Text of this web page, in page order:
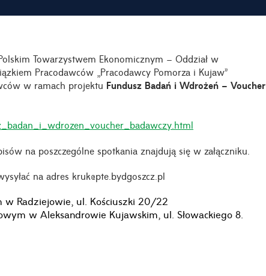
Towarzystwem Ekonomicznym – Oddział w
Pracodawców „Pracodawcy Pomorza i Kujaw”
w ramach projektu Fundusz Badań i Wdrożeń – Voucher
na poszczególne spotkania znajdują się w załączniku.
na adres kruk@pte.bydgoszcz.pl
w Radziejowie, ul. Kościuszki 20/22
w Aleksandrowie Kujawskim, ul. Słowackiego 8.